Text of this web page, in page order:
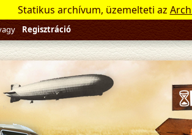
Statikus archívum, üzemelteti az
Regisztráció